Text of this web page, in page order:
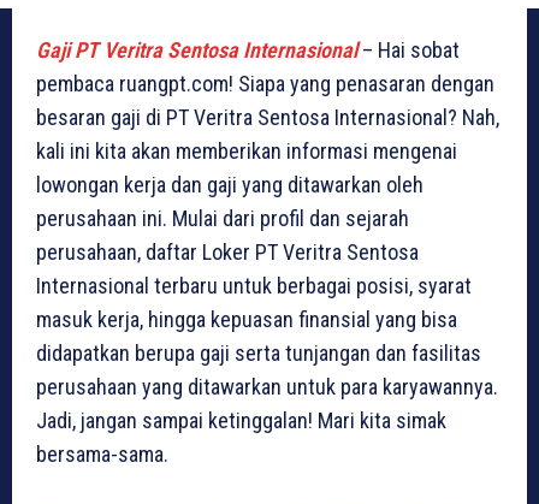
Gaji PT Veritra Sentosa Internasional– Hai sobat
pembaca ruangpt.com! Siapa yang penasaran dengan
besaran gaji di PT Veritra Sentosa Internasional? Nah,
kali ini kita akan memberikan informasi mengenai
lowongan kerja dan gaji yang ditawarkan oleh
perusahaan ini. Mulai dari profil dan sejarah
perusahaan, daftar Loker PT Veritra Sentosa
Internasional terbaru untuk berbagai posisi, syarat
masuk kerja, hingga kepuasan finansial yang bisa
didapatkan berupa gaji serta tunjangan dan fasilitas
perusahaan yang ditawarkan untuk para karyawannya.
Jadi, jangan sampai ketinggalan! Mari kita simak
bersama-sama.